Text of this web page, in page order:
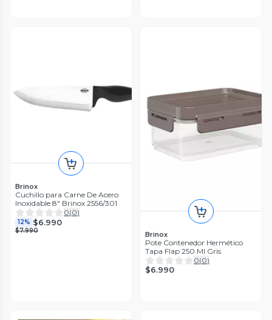
Brinox
Cuchillo para Carne De Acero
Inoxidable 8" Brinox 2556/301
0(0)
12% $6.990
$7.990 Brinox
Pote Contenedor Hermético
Tapa Flap 250 Ml Gris
0(0)
$6.990